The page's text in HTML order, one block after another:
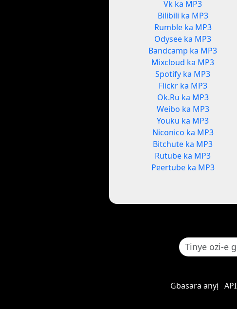
Vk ka MP3
Bilibili ka MP3
Rumble ka MP3
Odysee ka MP3
Bandcamp ka MP3
Mixcloud ka MP3
Spotify ka MP3
Flickr ka MP3
Ok.Ru ka MP3
Weibo ka MP3
Youku ka MP3
Niconico ka MP3
Bitchute ka MP3
Rutube ka MP3
Peertube ka MP3
Gbasara anyị API